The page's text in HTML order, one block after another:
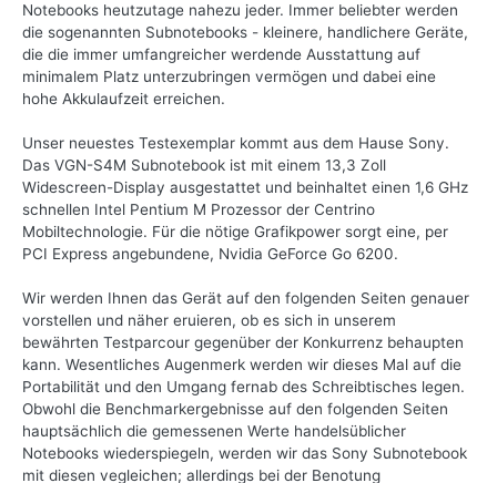
Notebooks heutzutage nahezu jeder. Immer beliebter werden
die sogenannten Subnotebooks - kleinere, handlichere Geräte,
die die immer umfangreicher werdende Ausstattung auf
minimalem Platz unterzubringen vermögen und dabei eine
hohe Akkulaufzeit erreichen.
Unser neuestes Testexemplar kommt aus dem Hause Sony.
Das VGN-S4M Subnotebook ist mit einem 13,3 Zoll
Widescreen-Display ausgestattet und beinhaltet einen 1,6 GHz
schnellen Intel Pentium M Prozessor der Centrino
Mobiltechnologie. Für die nötige Grafikpower sorgt eine, per
PCI Express angebundene, Nvidia GeForce Go 6200.
Wir werden Ihnen das Gerät auf den folgenden Seiten genauer
vorstellen und näher eruieren, ob es sich in unserem
bewährten Testparcour gegenüber der Konkurrenz behaupten
kann. Wesentliches Augenmerk werden wir dieses Mal auf die
Portabilität und den Umgang fernab des Schreibtisches legen.
Obwohl die Benchmarkergebnisse auf den folgenden Seiten
hauptsächlich die gemessenen Werte handelsüblicher
Notebooks wiederspiegeln, werden wir das Sony Subnotebook
mit diesen vegleichen; allerdings bei der Benotung